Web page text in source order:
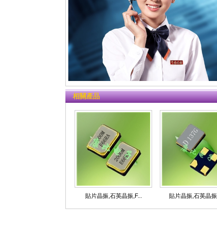
相關產品
貼片晶振,石英晶振,F... 貼片晶振,石英晶